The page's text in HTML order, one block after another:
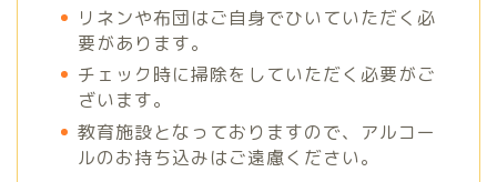
リネンや布団はご自身でひいていただく必
要があります。
チェック時に掃除をしていただく必要がご
ざいます。
教育施設となっておりますので、アルコー
ルのお持ち込みはご遠慮ください。